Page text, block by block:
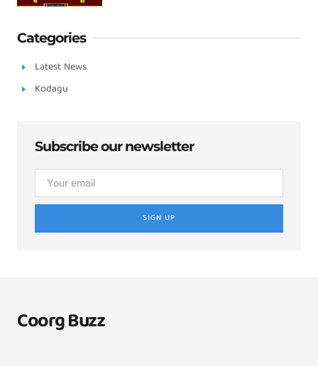
Categories
Latest News
Kodagu
Subscribe our newsletter
SIGN UP
Coorg Buzz